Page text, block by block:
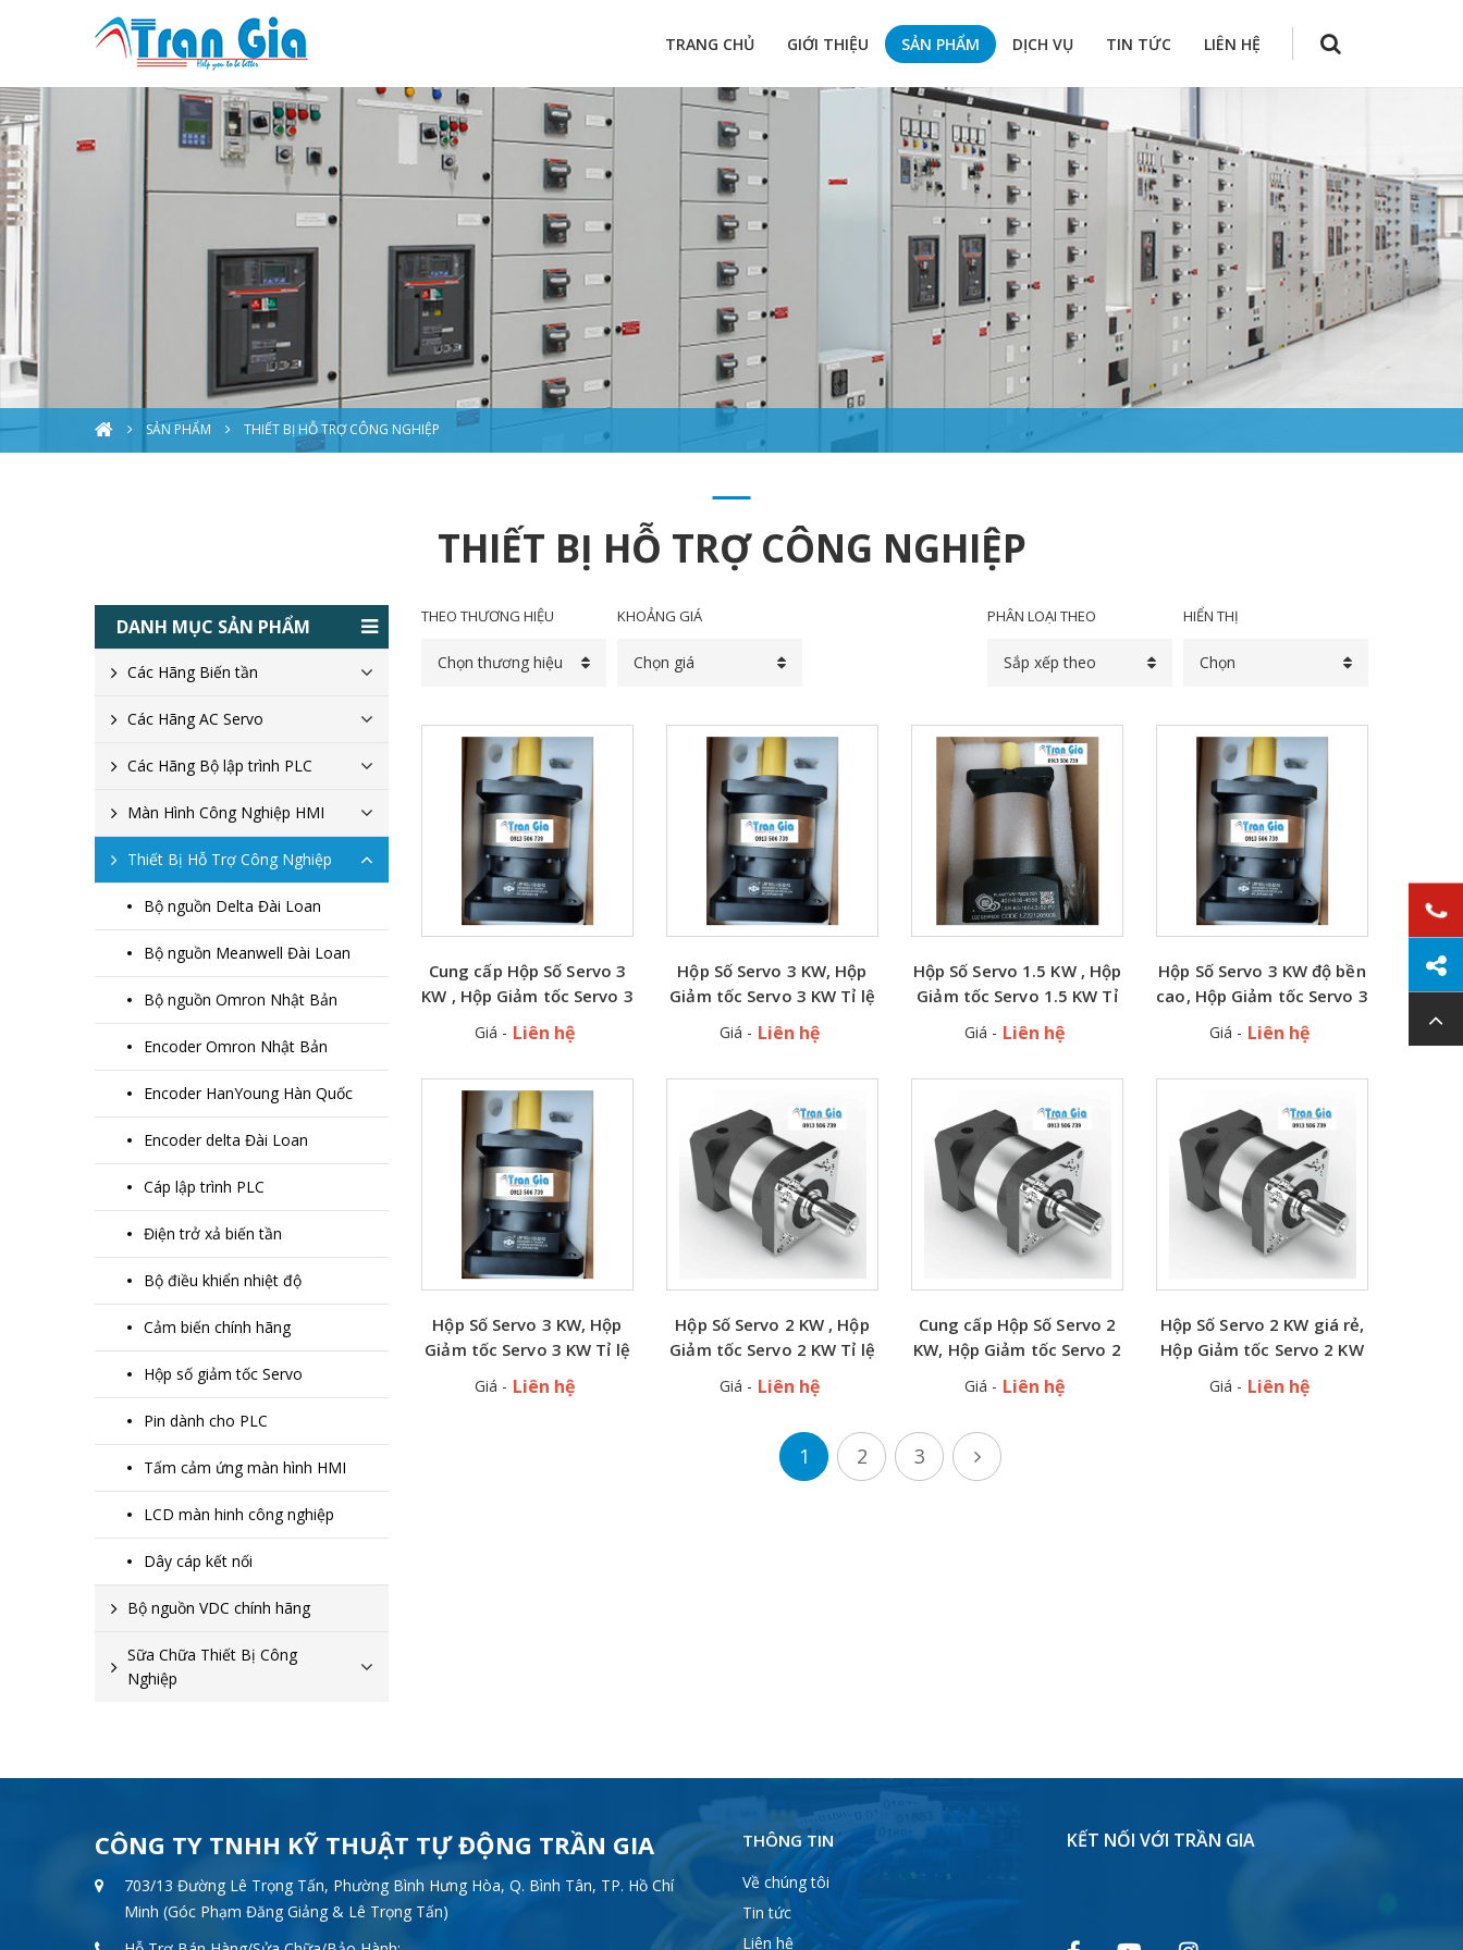
TRANG CHỦ GIỚI THIỆU SẢN PHẨM DỊCH VỤ TIN TỨC LIÊN HỆ
SẢN PHẨM THIẾT BỊ HỖ TRỢ CÔNG NGHIỆP
THIẾT BỊ HỖ TRỢ CÔNG NGHIỆP
DANH MỤC SẢN PHẨM
Các Hãng Biến tần
Các Hãng AC Servo
Các Hãng Bộ lập trình PLC
Màn Hình Công Nghiệp HMI
Thiết Bị Hỗ Trợ Công Nghiệp
Bộ nguồn Delta Đài Loan
Bộ nguồn Meanwell Đài Loan
Bộ nguồn Omron Nhật Bản
Encoder Omron Nhật Bản
Encoder HanYoung Hàn Quốc
Encoder delta Đài Loan
Cáp lập trình PLC
Điện trở xả biến tần
Bộ điều khiển nhiệt độ
Cảm biến chính hãng
Hộp số giảm tốc Servo
Pin dành cho PLC
Tấm cảm ứng màn hình HMI
LCD màn hinh công nghiệp
Dây cáp kết nối
Bộ nguồn VDC chính hãng
Sữa Chữa Thiết Bị Công
Nghiệp
THEO THƯƠNG HIỆU
Chọn thương hiệu
KHOẢNG GIÁ
Chọn giá
PHÂN LOẠI THEO
Sắp xếp theo
HIỂN THỊ
Chọn
Cung cấp Hộp Số Servo 3
KW , Hộp Giảm tốc Servo 3
KW Tỉ lệ 1/20 1:20 độ bền
cao
Giá - Liên hệ
Hộp Số Servo 3 KW, Hộp
Giảm tốc Servo 3 KW Tỉ lệ
1/15, 1:15 giá rẻ
Giá - Liên hệ
Hộp Số Servo 1.5 KW , Hộp
Giảm tốc Servo 1.5 KW Tỉ
lệ 1/20 1:20 giá rẻ
Giá - Liên hệ
Hộp Số Servo 3 KW độ bền
cao, Hộp Giảm tốc Servo 3
KW Tỉ lệ 1/10 1:10
Giá - Liên hệ
Hộp Số Servo 3 KW, Hộp
Giảm tốc Servo 3 KW Tỉ lệ
1/5, 1:5 giá rẻ
Giá - Liên hệ
Hộp Số Servo 2 KW , Hộp
Giảm tốc Servo 2 KW Tỉ lệ
1/20 1:20 chính hãng
Giá - Liên hệ
Cung cấp Hộp Số Servo 2
KW, Hộp Giảm tốc Servo 2
KW Tỉ lệ 1/15, 1:15 độ bền
cao
Giá - Liên hệ
Hộp Số Servo 2 KW giá rẻ,
Hộp Giảm tốc Servo 2 KW
Tỉ lệ 1/10 1:10
Giá - Liên hệ
1 2 3
CÔNG TY TNHH KỸ THUẬT TỰ ĐỘNG TRẦN GIA
703/13 Đường Lê Trọng Tấn, Phường Bình Hưng Hòa, Q. Bình Tân, TP. Hồ Chí
Minh (Góc Phạm Đăng Giảng & Lê Trọng Tấn)
THÔNG TIN
Về chúng tôi
Tin tức
Liên hệ
KẾT NỐI VỚI TRẦN GIA